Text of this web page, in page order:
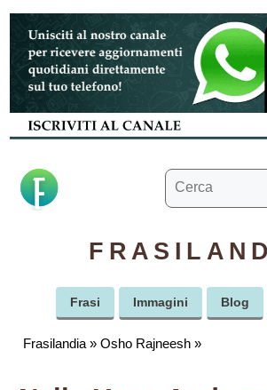
Vai
contenuto
Ricerca
per:
Frasi Immagini Blog
Frasilandia »Osho Rajneesh »